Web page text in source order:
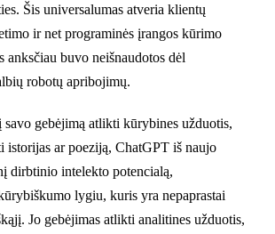
Šis universalumas atveria klientų
ir net programinės įrangos kūrimo
anksčiau buvo neišnaudotos dėl
robotų apribojimų.
savo gebėjimą atlikti kūrybines užduotis,
istorijas ar poeziją, ChatGPT iš naujo
dirbtinio intelekto potencialą,
lygiu, kuris yra nepaprastai
Jo gebėjimas atlikti analitines užduotis,